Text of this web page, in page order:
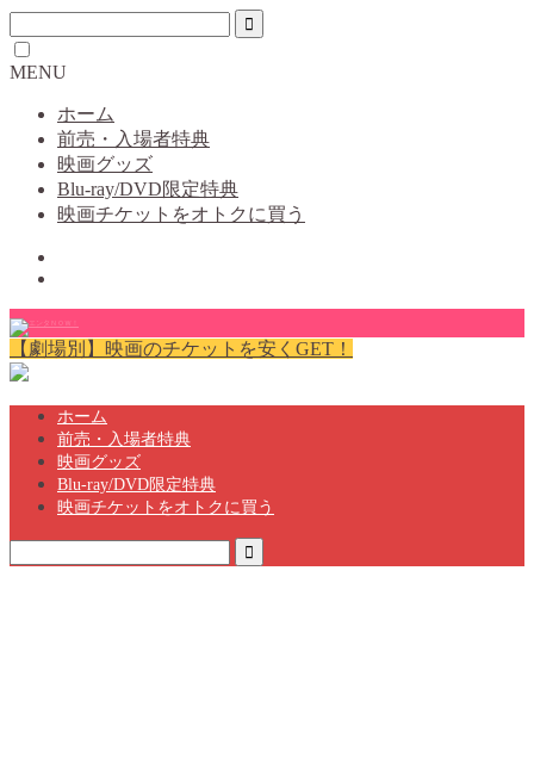
MENU
ホーム
前売・入場者特典
映画グッズ
Blu-ray/DVD限定特典
映画チケットをオトクに買う
【劇場別】映画のチケットを安くGET！
ホーム
前売・入場者特典
映画グッズ
Blu-ray/DVD限定特典
映画チケットをオトクに買う